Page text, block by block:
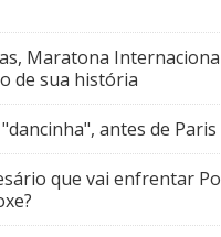
Maratona
de sua história
antes de Paris
que vai enfrentar